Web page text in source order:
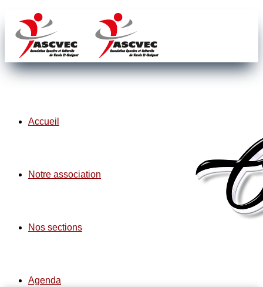
Accueil
Notre association
Nos sections
Agenda